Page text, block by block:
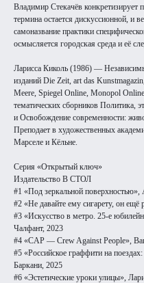
Владимир Стекачёв конкретизирует
термина остается дискуссионной, и
самоназвание практики
осмысляется городская среда и её
Ларисса Киколь (1986) —
изданий Die Zeit, art das
Meere, Spiegel Online, Monopol
тематических сборников Политика,
и Освобождение современности:
Преподает в художественных
Марселе и Кёльне.
Серия «Открытый ключ»
Издательство В СТОЛ
#1 «Под зеркальной
#2 «Не давайте ему сигарету, он
#3 «Искусство в метро. 25-е
Чалфант, 2023
#4 «CAP — Crew Against People»,
#5 «Российское граффити на
Баркани, 2025
#6 «Эстетические уроки улицы»,